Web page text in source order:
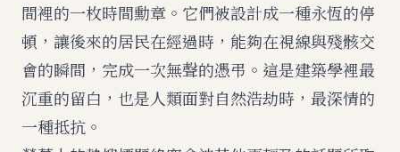
間裡的一枚時間勳章。它們被設計成一種永恆的停
頓，讓後來的居民在經過時，能夠在視線與殘骸交
會的瞬間，完成一次無聲的憑弔。這是建築學裡最
沉重的留白，也是人類面對自然浩劫時，最深情的
一種抵抗。